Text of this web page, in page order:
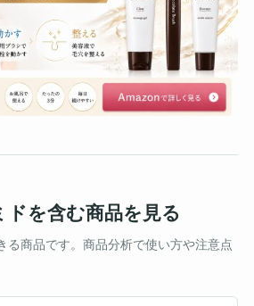
を含む商品を見る
る商品です。商品分析で使い方や注意点